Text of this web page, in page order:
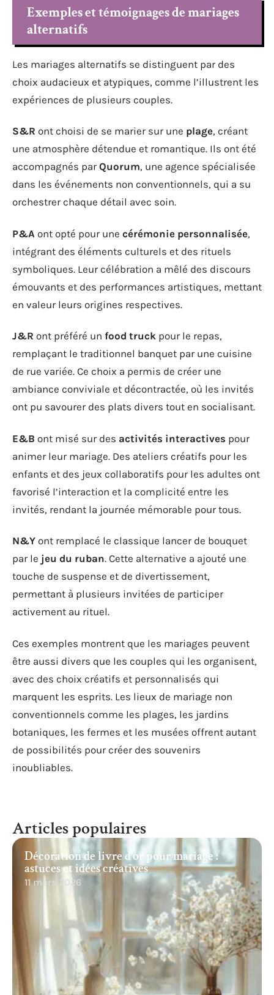
Exemples et témoignages de mariages
alternatifs
Les mariages alternatifs se distinguent par des
choix audacieux et atypiques, comme l’illustrent les
expériences de plusieurs couples.
S&R ont choisi de se marier sur une plage, créant
une atmosphère détendue et romantique. Ils ont été
accompagnés parQuorum, une agence spécialisée
dans les événements non conventionnels, qui a su
orchestrer chaque détail avec soin.
P&A ont opté pour une cérémonie personnalisée,
intégrant des éléments culturels et des rituels
symboliques. Leur célébration a mêlé des discours
émouvants et des performances artistiques, mettant
en valeur leurs origines respectives.
J&R ont préféré un food truck pour le repas,
remplaçant le traditionnel banquet par une cuisine
de rue variée. Ce choix a permis de créer une
ambiance conviviale et décontractée, où les invités
ont pu savourer des plats divers tout en socialisant.
E&B ont misé sur des activités interactives pour
animer leur mariage. Des ateliers créatifs pour les
enfants et des jeux collaboratifs pour les adultes ont
favorisé l’interaction et la complicité entre les
invités, rendant la journée mémorable pour tous.
N&Y ont remplacé le classique lancer de bouquet
par le jeu du ruban. Cette alternative a ajouté une
touche de suspense et de divertissement,
permettant à plusieurs invitées de participer
activement au rituel.
Ces exemples montrent que les mariages peuvent
être aussi divers que les couples qui les organisent,
avec des choix créatifs et personnalisés qui
marquent les esprits. Les lieux de mariage non
conventionnels comme les plages, les jardins
botaniques, les fermes et les musées offrent autant
de possibilités pour créer des souvenirs
inoubliables.
Articles populaires
Décoration de livre d’or pour mariage :
astuces et idées créatives
11 mars 2026